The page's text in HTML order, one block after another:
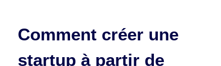
Comment créer une
startup à partir de